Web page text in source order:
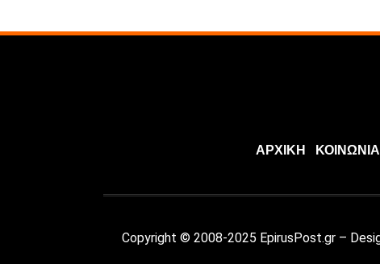
ΑΡΧΙΚΗ ΚΟΙΝΩΝΙΑ
Copyright © 2008-2025 EpirusPost.gr –